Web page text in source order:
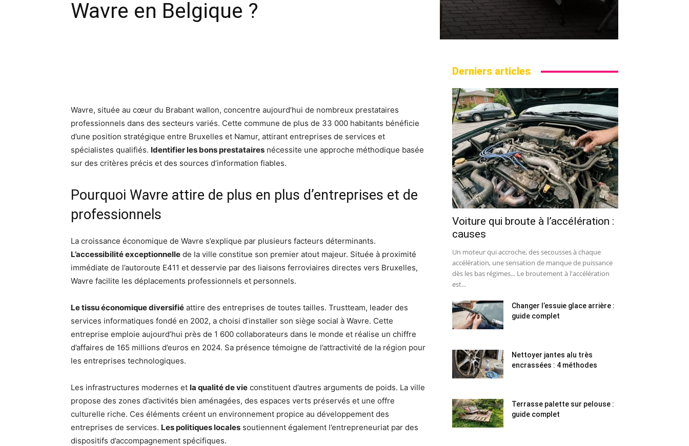
Wavre en Belgique ?
Wavre, située au cœur du Brabant wallon, concentre aujourd’hui de nombreux prestataires
professionnels dans des secteurs variés. Cette commune de plus de 33 000 habitants bénéficie
d’une position stratégique entre Bruxelles et Namur, attirant entreprises de services et
spécialistes qualifiés. Identifier les bons prestataires nécessite une approche méthodique basée
sur des critères précis et des sources d’information fiables.
Pourquoi Wavre attire de plus en plus d’entreprises et de
professionnels
La croissance économique de Wavre s’explique par plusieurs facteurs déterminants.
L’accessibilité exceptionnelle de la ville constitue son premier atout majeur. Située à proximité
immédiate de l’autoroute E411 et desservie par des liaisons ferroviaires directes vers Bruxelles,
Wavre facilite les déplacements professionnels et personnels.
Le tissu économique diversifié attire des entreprises de toutes tailles. Trustteam, leader des
services informatiques fondé en 2002, a choisi d’installer son siège social à Wavre. Cette
entreprise emploie aujourd’hui près de 1 600 collaborateurs dans le monde et réalise un chiffre
d’affaires de 165 millions d’euros en 2024. Sa présence témoigne de l’attractivité de la région pour
les entreprises technologiques.
Les infrastructures modernes et la qualité de vie constituent d’autres arguments de poids. La ville
propose des zones d’activités bien aménagées, des espaces verts préservés et une offre
culturelle riche. Ces éléments créent un environnement propice au développement des
entreprises de services. Les politiques locales soutiennent également l’entrepreneuriat par des
dispositifs d’accompagnement spécifiques.
Derniers articles
Voiture qui broute à l’accélération :
causes
Un moteur qui accroche, des secousses à chaque
accélération, une sensation de manque de puissance
dès les bas régimes... Le broutement à l'accélération
est...
Changer l’essuie glace arrière :
guide complet
Nettoyer jantes alu très
encrassées : 4 méthodes
Terrasse palette sur pelouse :
guide complet